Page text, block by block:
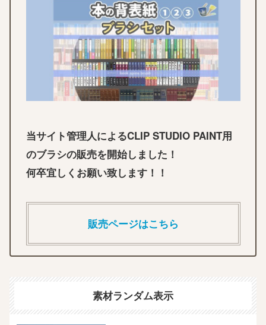
当サイト管理人によるCLIP STUDIO PAINT用
のブラシの販売を開始しました！
何卒宜しくお願い致します！！
販売ページはこちら
素材ランダム表示